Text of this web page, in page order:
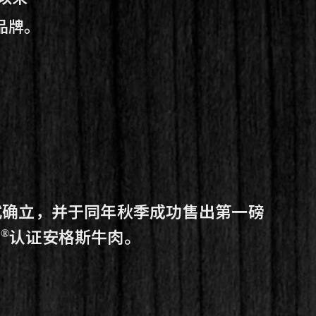
。
立，并于同年秋季成功售出第一磅
认证安格斯牛肉。